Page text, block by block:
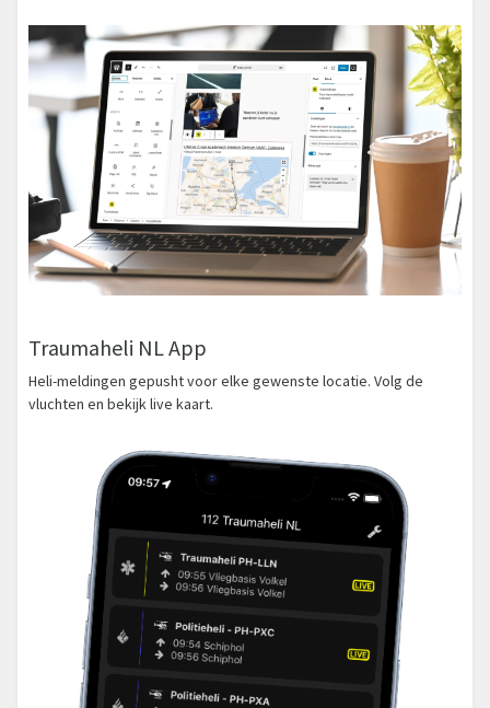
Traumaheli NL App
Heli-meldingen gepusht voor elke gewenste locatie. Volg de
vluchten en bekijk live kaart.